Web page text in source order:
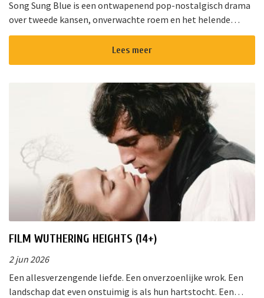
Song Sung Blue is een ontwapenend pop-nostalgisch drama
over tweede kansen, onverwachte roem en het helende
vermogen van muziek. Van de diepe gloed van “Cracklin&rsq...
Lees meer
FILM WUTHERING HEIGHTS (14+)
2 jun 2026
Een allesverzengende liefde. Een onverzoenlijke wrok. Een
landschap dat even onstuimig is als hun hartstocht. Een